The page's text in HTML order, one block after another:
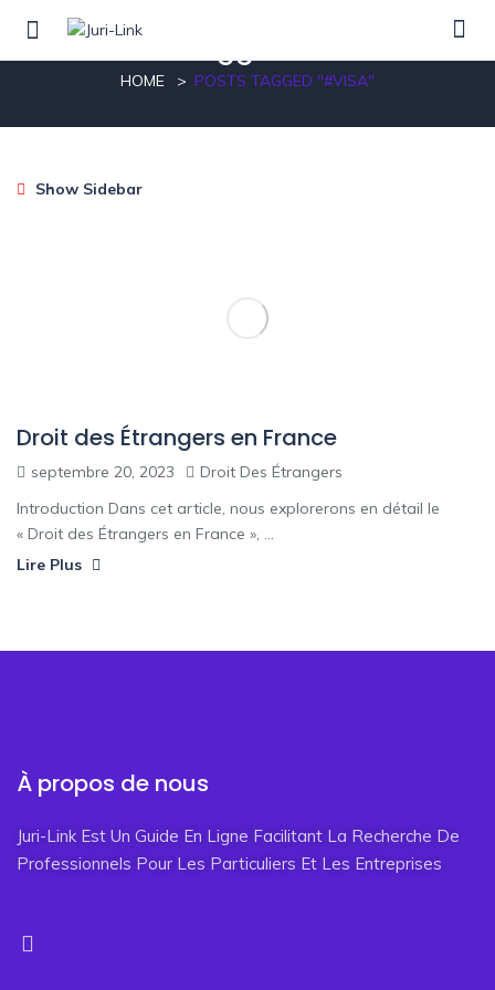
Posts tagged"#Visa"
HOME POSTS TAGGED "#VISA"
Show Sidebar
Droit des Étrangers en France
septembre 20, 2023
Droit Des Étrangers
Introduction Dans cet article, nous explorerons en détail le
« Droit des Étrangers en France », ...
Lire Plus
À propos de nous
Juri-Link Est Un Guide En Ligne Facilitant La Recherche De
Professionnels Pour Les Particuliers Et Les Entreprises